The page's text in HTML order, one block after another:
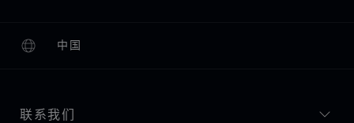
中国
本地化（更改国家/地区）
更改国家/地区
联系我们